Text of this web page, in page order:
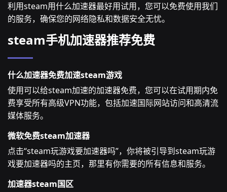
利用steam用什么加速器最好用试用，您可以免费使用我们
的服务，确保您的网络隐私和数据安全无忧。
steam手机加速器推荐免费
什么加速器免费加速steam游戏
使用可以给steam加速的加速器免费，您可以在试用期内免
费享受所有高级VPN功能，包括加速国际网站访问和高清流
媒体服务。
微软免费steam加速器
点击“steam玩游戏要加速器吗”，你将被引导到steam玩游
戏要加速器吗的主页，那里有你需要的所有信息和服务。
加速器steam国区